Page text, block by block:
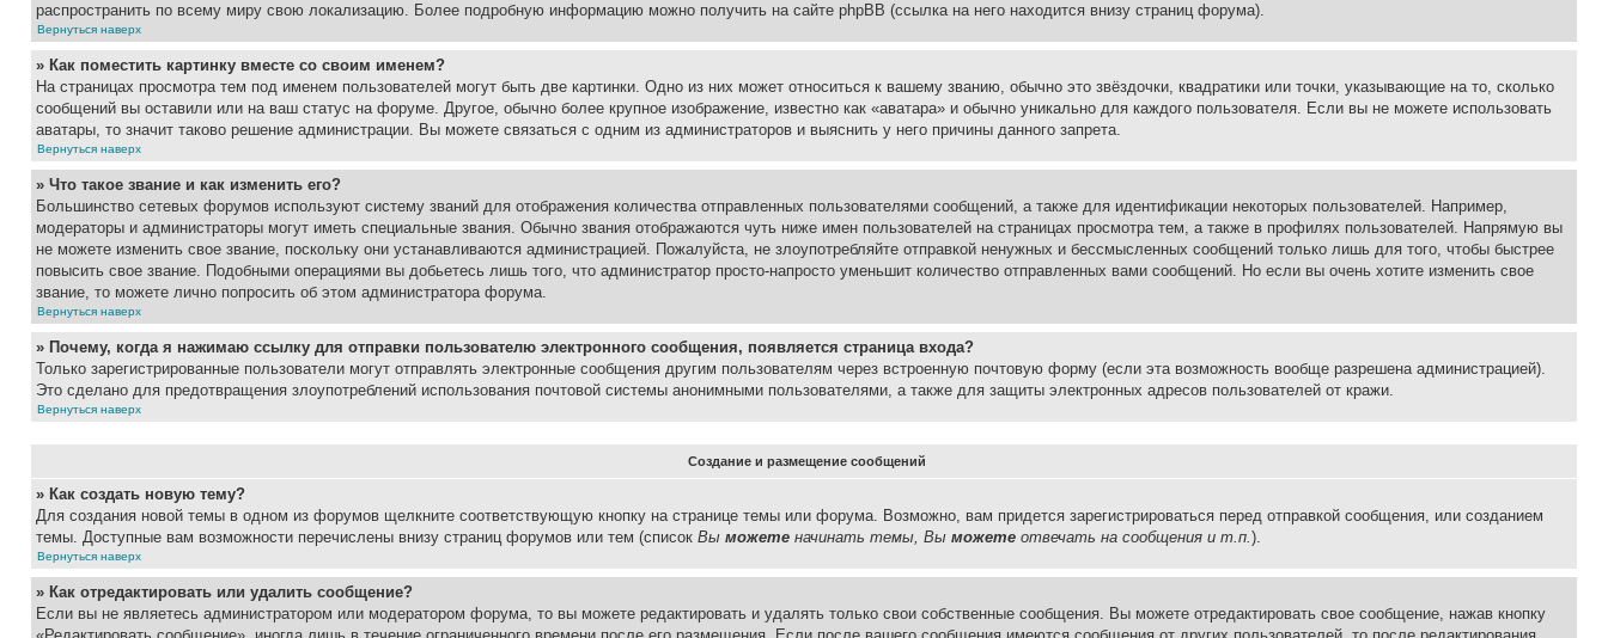
распространить по всему миру свою локализацию. Более подробную информацию можно получить на сайте phpBB (ссылка на него находится внизу страниц форума).
Вернуться наверх
» Как поместить картинку вместе со своим именем?
На страницах просмотра тем под именем пользователей могут быть две картинки. Одно из них может относиться к вашему званию, обычно это звёздочки, квадратики или точки, указывающие на то, сколько
сообщений вы оставили или на ваш статус на форуме. Другое, обычно более крупное изображение, известно как «аватара» и обычно уникально для каждого пользователя. Если вы не можете использовать
аватары, то значит таково решение администрации. Вы можете связаться с одним из администраторов и выяснить у него причины данного запрета.
Вернуться наверх
» Что такое звание и как изменить его?
Большинство сетевых форумов используют систему званий для отображения количества отправленных пользователями сообщений, а также для идентификации некоторых пользователей. Например,
модераторы и администраторы могут иметь специальные звания. Обычно звания отображаются чуть ниже имен пользователей на страницах просмотра тем, а также в профилях пользователей. Напрямую вы
не можете изменить свое звание, поскольку они устанавливаются администрацией. Пожалуйста, не злоупотребляйте отправкой ненужных и бессмысленных сообщений только лишь для того, чтобы быстрее
повысить свое звание. Подобными операциями вы добьетесь лишь того, что администратор просто-напросто уменьшит количество отправленных вами сообщений. Но если вы очень хотите изменить свое
звание, то можете лично попросить об этом администратора форума.
Вернуться наверх
» Почему, когда я нажимаю ссылку для отправки пользователю электронного сообщения, появляется страница входа?
Только зарегистрированные пользователи могут отправлять электронные сообщения другим пользователям через встроенную почтовую форму (если эта возможность вообще разрешена администрацией).
Это сделано для предотвращения злоупотреблений использования почтовой системы анонимными пользователями, а также для защиты электронных адресов пользователей от кражи.
Вернуться наверх
Создание и размещение сообщений
» Как создать новую тему?
Для создания новой темы в одном из форумов щелкните соответствующую кнопку на странице темы или форума. Возможно, вам придется зарегистрироваться перед отправкой сообщения, или созданием
темы. Доступные вам возможности перечислены внизу страниц форумов или тем (список Вы можете начинать темы, Вы можете отвечать на сообщения и т.п.).
Вернуться наверх
» Как отредактировать или удалить сообщение?
Если вы не являетесь администратором или модератором форума, то вы можете редактировать и удалять только свои собственные сообщения. Вы можете отредактировать свое сообщение, нажав кнопку